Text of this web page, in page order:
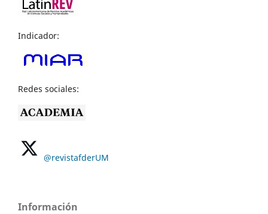
Indicador:
Redes sociales:
@revistafderUM
Información